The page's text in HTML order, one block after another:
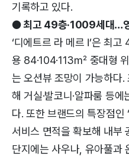
기록하고 있다.
● 최고 49층·1009세대…영
‘디에트르 라 메르 Ⅰ’은 최
용 84·104·113㎡ 중대형
는 오션뷰 조망이 가능하다.
해 거실·발코니·알파룸 등
다. 또한 브랜드의 특장점인
서비스 면적을 확보해 내부
단지에는 사우나, 유아풀과